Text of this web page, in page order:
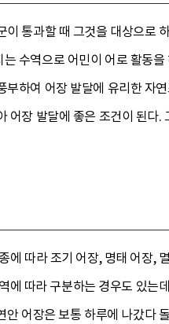
통과할 때 그것을 대상으로
수역으로 어민이 어로 활동
하여 어장 발달에 유리한 자
어장 발달에 좋은 조건이 된
따라 조기 어장, 명태 어장,
에 따라 구분하는 경우도 있
어장은 보통 하루에 나갔다